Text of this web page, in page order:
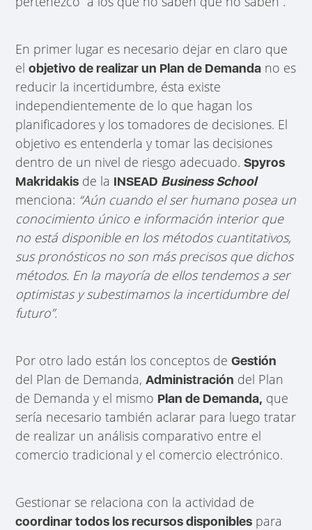
En primer lugar es necesario dejar en claro que
elobjetivo de realizar un Plan de Demanda no es
reducir la incertidumbre, ésta existe
independientemente de lo que hagan los
planificadores y los tomadores de decisiones. El
objetivo es entenderla y tomar las decisiones
dentro de un nivel de riesgo adecuado.Spyros
Makridakis de la INSEAD Business School
menciona: “Aún cuando el ser humano posea un
conocimiento único e información interior que
no está disponible en los métodos cuantitativos,
sus pronósticos no son más precisos que dichos
métodos. En la mayoría de ellos tendemos a ser
optimistas y subestimamos la incertidumbre del
futuro”.
Por otro lado están los conceptos deGestión
del Plan de Demanda,Administración del Plan
de Demanda y el mismo Plan de Demanda, que
sería necesario también aclarar para luego tratar
de realizar un análisis comparativo entre el
comercio tradicional y el comercio electrónico.
Gestionar se relaciona con la actividad de
coordinar todos los recursos disponibles para